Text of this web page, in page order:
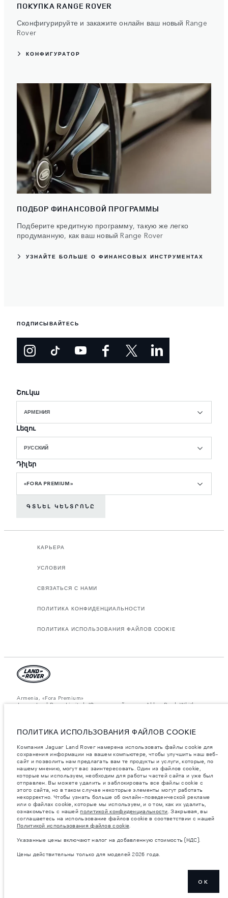
ПОКУПКА RANGE ROVER
Сконфигурируйте и закажите онлайн ваш новый Range
Rover
КОНФИГУРАТОР
ПОДБОР ФИНАНСОВОЙ ПРОГРАММЫ
Подберите кредитную программу, такую же легко
продуманную, как ваш новый Range Rover
УЗНАЙТЕ БОЛЬШЕ О ФИНАНСОВЫХ ИНСТРУМЕНТАХ
ПОДПИСЫВАЙТЕСЬ
Շուկա
АРМЕНИЯ
Լեզու
РУССКИЙ
Դիլեր
«FORA PREMIUM»
ԳՏՆԵԼ ԿԵՆՏՐՈՆԸ
КАРЬЕРА
УСЛОВИЯ
СВЯЗАТЬСЯ С НАМИ
ПОЛИТИКА КОНФИДЕНЦИАЛЬНОСТИ
ПОЛИТИКА ИСПОЛЬЗОВАНИЯ ФАЙЛОВ COOKIE
Armenia, «Fora Premium»
Jaguar Land Rover Limited: Юридический адрес: Abbey Road, Whitley,
расход топлива автомобиля может отличаться от полученного в таких
Информация, технические характеристики, цены и цвета на этом веб-
сайте могут различаться в зависимости от рынка и могут быть
изменены без предварительного уведомления. Пожалуйста, свяжитесь
с вашим местным дилером, чтобы узнать о наличии и ценах в вашем
регионе.
Указанные значения массы соответствуют автомобилю в стандартной
комплектации. Аксессуары и другие элементы, установленные после
процесса производства автомобиля, влияют на полезную нагрузку.
Следите, чтобы полная разрешенная масса автомобиля и
максимальные нагрузки на оси не были превышены, когда к массе
самого автомобиля добавляется совокупный вес установленных
аксессуаров, пассажиров, рабочих жидкостей, топлива, а также
полезная нагрузка.
важное примечание в отношений изображений и спецификаций.В
настоящее время в мире наблюдается дефицит полупроводников,
который оказывает влияние на спецификации производимых
сроки производства. Ситуация меняется очень быстро. Поэтому
соответствовать доступным особенностям, опциям, комплектациям и
ПОЛИТИКА ИСПОЛЬЗОВАНИЯ ФАЙЛОВ COOKIE
Компания Jaguar Land Rover намерена использовать файлы cookie для
сохранения информации на вашем компьютере, чтобы улучшить наш веб-
сайт и позволить нам предлагать вам те продукты и услуги, которые, по
нашему мнению, могут вас заинтересовать. Один из файлов cookie,
которые мы используем, необходим для работы частей сайта и уже был
отправлен. Вы можете удалить и заблокировать все файлы cookie с
этого сайта, но в таком случае некоторые элементы могут работать
некорректно. Чтобы узнать больше об онлайн-поведенческой рекламе
или о файлах cookie, которые мы используем, и о том, как их удалить,
ознакомьтесь с нашейполитикой конфиденциальности. Закрывая, вы
соглашаетесь на использование файлов cookie в соответствии с нашей
Политикой использования файлов cookie.
Указанные цены включают налог на добавленную стоимость (НДС).
Цены действительны только для моделей 2026 года.
OK